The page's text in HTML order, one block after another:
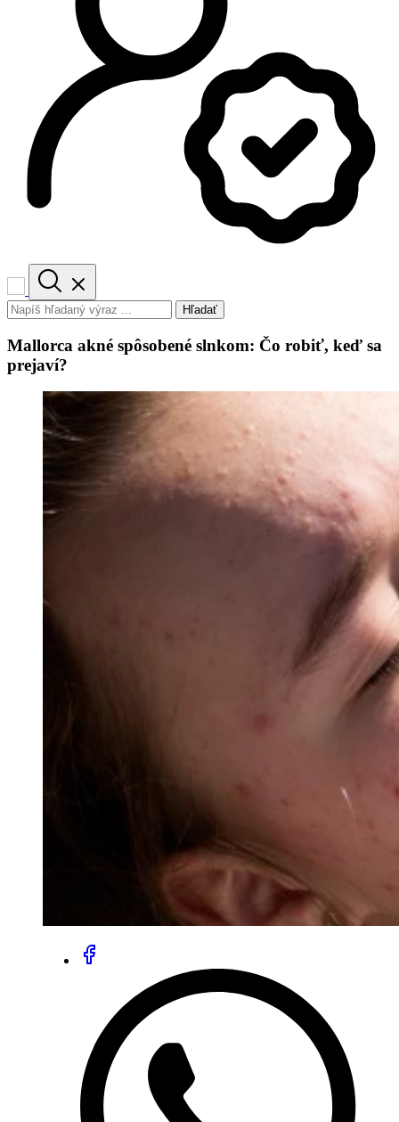
Hľadať
Mallorca akné spôsobené slnkom: Čo robiť, keď sa
prejaví?